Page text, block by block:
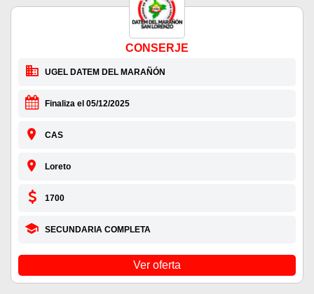
CONSERJE
UGEL DATEM DEL MARAÑÓN
Finaliza el 05/12/2025
CAS
Loreto
1700
SECUNDARIA COMPLETA
Ver oferta